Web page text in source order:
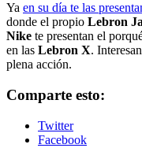
Ya en su día te las
donde el propio Lebron
Nike te presentan el
en las Lebron X.
plena acción.
Comparte esto:
Twitter
Facebook